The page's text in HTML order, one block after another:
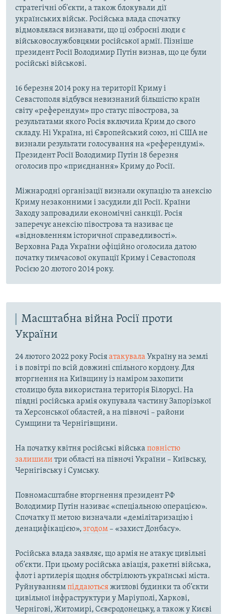
стратегічні об'єкти, а також блокували дії
українських військ. Російська влада спочатку
відмовлялася визнавати, що ці озброєні люди є
військовослужбовцями російської армії. Пізніше
президент Росії Володимир Путін визнав, що це були
російські військові.
16 березня 2014 року на території Криму і
Севастополя відбувся невизнаний більшістю країн
світу «референдум» про статус півострова, за
результатами якого Росія включила Крим до свого
складу. Ні Україна, ні Європейський союз, ні США не
визнали результати голосування на «референдумі».
Президент Росії Володимир Путін 18 березня
оголосив про «приєднання» Криму до Росії.
Міжнародні організації визнали окупацію та анексію
Криму незаконними і засудили дії Росії. Країни
Заходу запровадили економічні санкції. Росія
заперечує анексію півострова та називає це
«відновленням історичної справедливості».
Верховна Рада України офіційно оголосила датою
початку тимчасової окупації Криму і Севастополя
Росією 20 лютого 2014 року.
Масштабна війна Росії проти
України
24 лютого 2022 року Росіяатакувала Україну на землі
і в повітрі по всій довжині спільного кордону. Для
вторгнення на Київщину із наміром захопити
столицю була використана територія Білорусі. На
півдні російська армія окупувала частину Запорізької
та Херсонської областей, а на півночі – райони
Сумщини та Чернігівщини.
На початку квітня російські війська повністю
залишили три області на півночі України – Київську,
Чернігівську і Сумську.
Повномасштабне вторгнення президент РФ
Володимир Путін називає «спеціальною операцією».
Спочатку її метою визначали «демілітаризацію і
денацифікацією», згодом– «захист Донбасу».
Російська влада заявляє, що армія не атакує цивільні
об’єкти. При цьому російська авіація, ракетні війська,
флот і артилерія щодня обстрілюють українські міста.
Руйнуваннямпіддаютьсяжитлові будинки та об’єкти
цивільної інфраструктури у Маріуполі, Харкові,
Чернігові, Житомирі, Сєвєродонецьку, а також у Києві